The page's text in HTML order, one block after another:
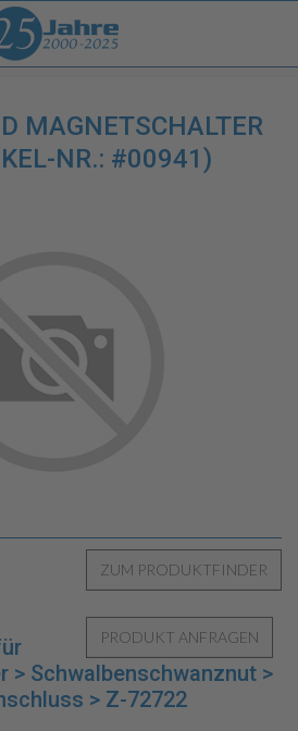
MAGNETSCHALTER
NR.: #00941)
> Schwalbenschwanznut >
> Z-72722